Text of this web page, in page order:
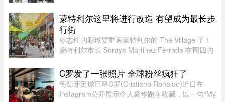
种关税（包括 Section 122、301 和 338 条款）纷
纷出台，令退款进展变得容 ...
蒙特利尔这里将进行改造 有望成为最长步
行街
标志性的彩球要重返蒙特利尔的 The Village 了！
蒙特利尔市长 Soraya Martinez Ferrada 在周四的
Street East 上空的这些色彩斑斓的小球早已成为该
街区乃至这座城市的象征 ...
C罗发了一张照片 全球粉丝疯狂了
葡萄牙足球巨星C罗(Cristiano Ronaldo)近日在
Instagram公开展示个人豪华跑车收藏，以一句“My